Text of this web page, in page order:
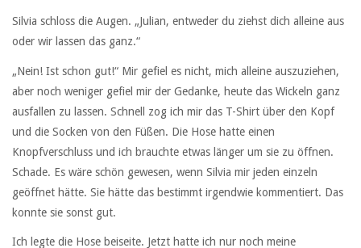
Silvia schloss die Augen. „Julian, entweder du ziehst dich alleine aus
oder wir lassen das ganz.“
„Nein! Ist schon gut!“ Mir gefiel es nicht, mich alleine auszuziehen,
aber noch weniger gefiel mir der Gedanke, heute das Wickeln ganz
ausfallen zu lassen. Schnell zog ich mir das T-Shirt über den Kopf
und die Socken von den Füßen. Die Hose hatte einen
Knopfverschluss und ich brauchte etwas länger um sie zu öffnen.
Schade. Es wäre schön gewesen, wenn Silvia mir jeden einzeln
geöffnet hätte. Sie hätte das bestimmt irgendwie kommentiert. Das
konnte sie sonst gut.
Ich legte die Hose beiseite. Jetzt hatte ich nur noch meine